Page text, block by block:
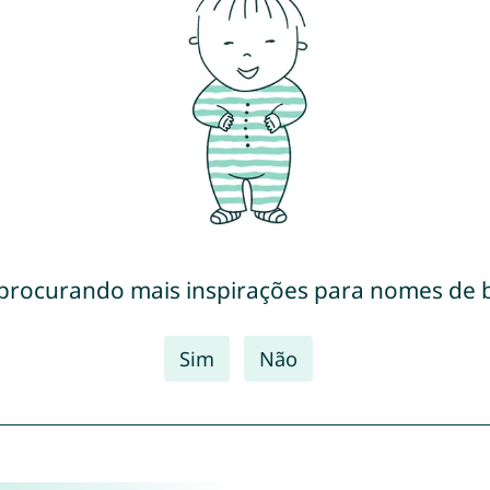
mais inspirações para nomes de
Sim Não